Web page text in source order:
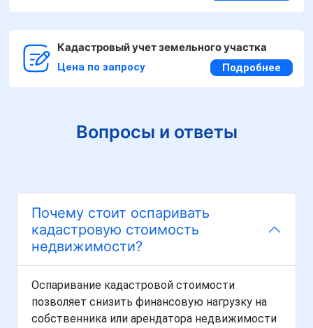
Кадастровый учет земельного участка
Цена по запросу Подробнее
Вопросы и ответы
Почему стоит оспаривать
кадастровую стоимость
недвижимости?
Оспаривание кадастровой стоимости
позволяет снизить финансовую нагрузку на
собственника или арендатора недвижимости